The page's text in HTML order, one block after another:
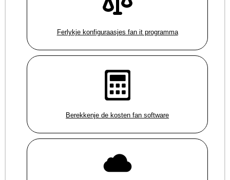
Ferlykje konfiguraasjes fan it programma
Berekkenje de kosten fan software